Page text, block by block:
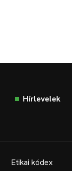
Hírlevelek
Etikai kódex